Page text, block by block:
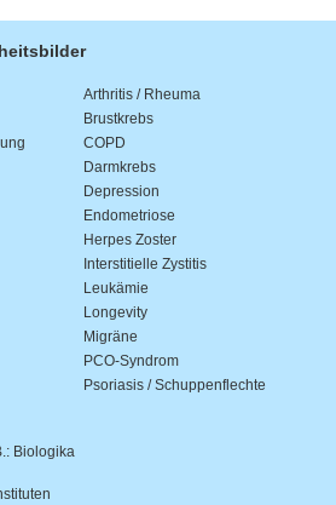
Arthritis / Rheuma
Brustkrebs
COPD
Darmkrebs
Depression
Endometriose
Herpes Zoster
Interstitielle Zystitis
Leukämie
Longevity
Migräne
PCO-Syndrom
Psoriasis / Schuppenflechte
Biologika